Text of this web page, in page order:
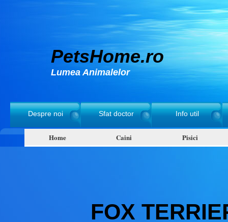
PetsHome.ro
Lumea Animalelor
Despre noi Sfat doctor Info util
Home Caini Pisici
FOX